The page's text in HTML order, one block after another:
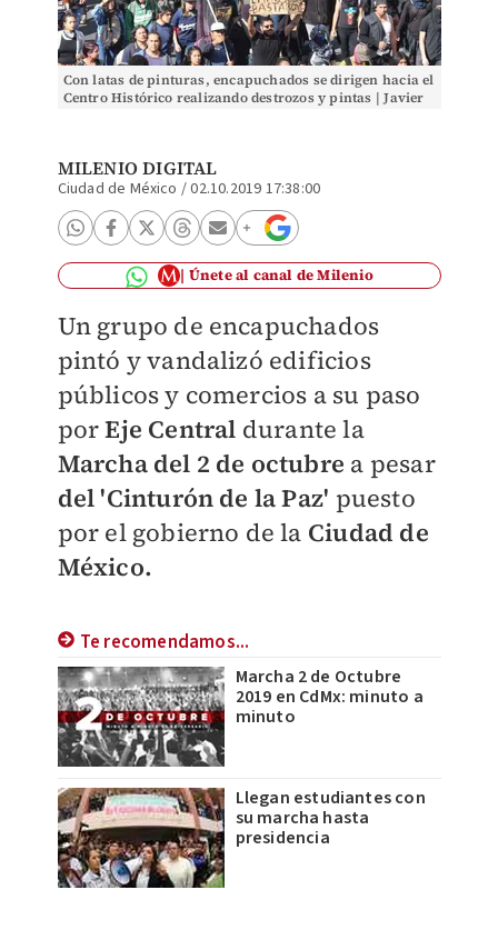
Con latas de pinturas, encapuchados se dirigen hacia el
Centro Histórico realizando destrozos y pintas | Javier
MILENIO DIGITAL
Ciudad de México /02.10.2019 17:38:00
Únete al canal de Milenio
Un grupo de encapuchados
pintó y vandalizó edificios
públicos y comercios a su paso
porEje Central durante la
Marcha del 2 de octubre a pesar
del 'Cinturón de la Paz' puesto
por el gobierno de la Ciudad de
México.
Te recomendamos...
Marcha 2 de Octubre
2019 en CdMx: minuto a
minuto
Llegan estudiantes con
su marcha hasta
presidencia